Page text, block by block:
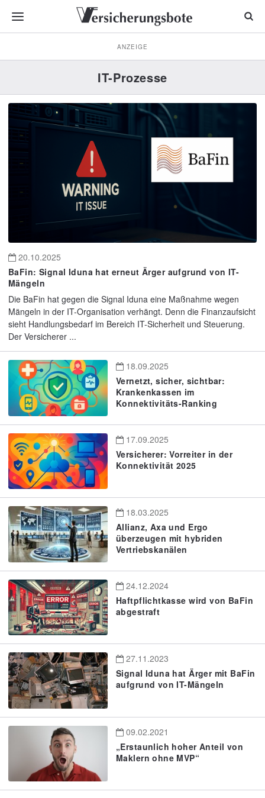
ANZEIGE
IT-Prozesse
20.10.2025
BaFin: Signal Iduna hat erneut Ärger aufgrund von IT-
Mängeln
Die BaFin hat gegen die Signal Iduna eine Maßnahme wegen
Mängeln in der IT-Organisation verhängt. Denn die Finanzaufsicht
sieht Handlungsbedarf im Bereich IT-Sicherheit und Steuerung.
Der Versicherer ...
18.09.2025
Vernetzt, sicher, sichtbar:
Krankenkassen im
Konnektivitäts-Ranking
17.09.2025
Versicherer: Vorreiter in der
Konnektivität 2025
18.03.2025
Allianz, Axa und Ergo
überzeugen mit hybriden
Vertriebskanälen
24.12.2024
Haftpflichtkasse wird von BaFin
abgestraft
27.11.2023
Signal Iduna hat Ärger mit BaFin
aufgrund von IT-Mängeln
09.02.2021
„Erstaunlich hoher Anteil von
Maklern ohne MVP“